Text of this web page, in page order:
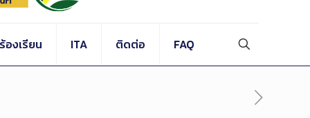
องเรียน ITA ติดต่อ FAQ